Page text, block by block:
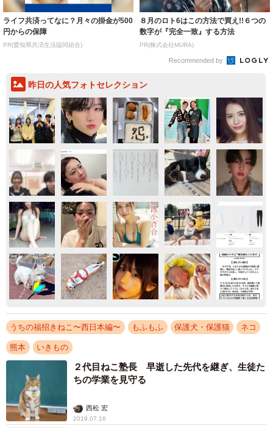
ライフ共済ってなに？月々の掛金が500
円からの保障
PR(愛知県共済生活協同組合)
８月のロト6はこの方法で買え!!６つの
数字が『完全一致』する方法
PR(株式会社MURA)
Recommended by
昨日の人気フォトセレクション
うちの福招きねこ〜西日本編〜 もふもふ 保護犬・保護猫 ネコ
熊本 いきもの
２代目ねこ塾長 早逝した先代を継ぎ、生徒た
ちの学業を見守る
西松 宏
2019.07.16